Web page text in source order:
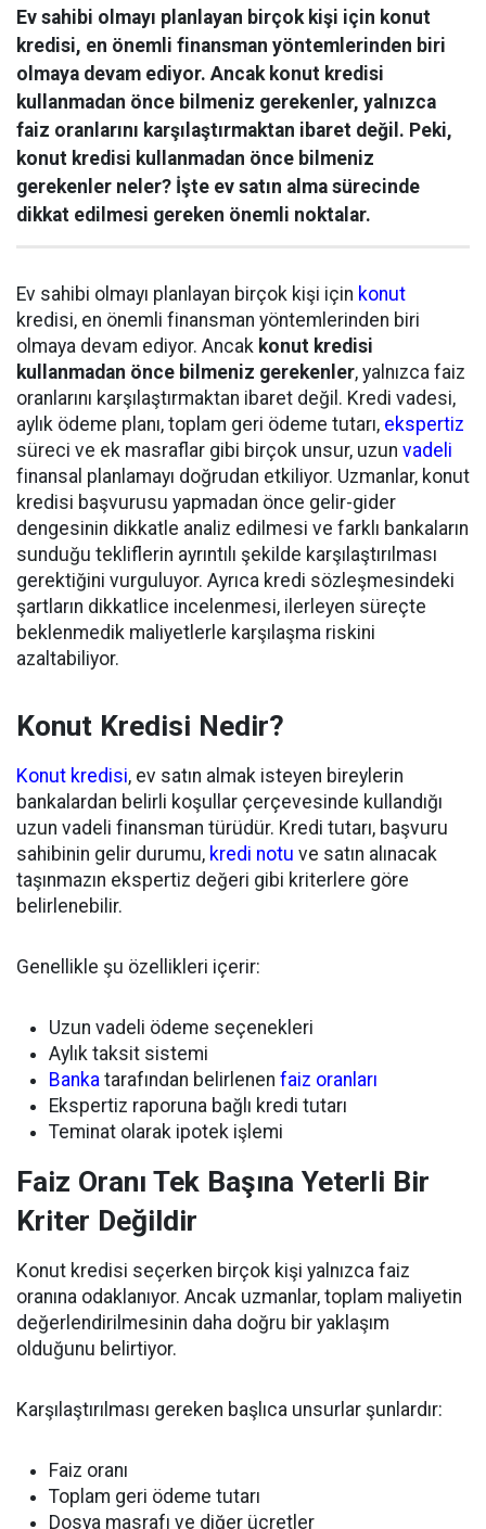
Ev sahibi olmayı planlayan birçok kişi için konut
kredisi, en önemli finansman yöntemlerinden biri
olmaya devam ediyor. Ancak konut kredisi
kullanmadan önce bilmeniz gerekenler, yalnızca
faiz oranlarını karşılaştırmaktan ibaret değil. Peki,
konut kredisi kullanmadan önce bilmeniz
gerekenler neler? İşte ev satın alma sürecinde
dikkat edilmesi gereken önemli noktalar.
Ev sahibi olmayı planlayan birçok kişi için konut
kredisi, en önemli finansman yöntemlerinden biri
olmaya devam ediyor. Ancak konut kredisi
kullanmadan önce bilmeniz gerekenler, yalnızca faiz
oranlarını karşılaştırmaktan ibaret değil. Kredi vadesi,
aylık ödeme planı, toplam geri ödeme tutarı, ekspertiz
süreci ve ek masraflar gibi birçok unsur, uzun vadeli
finansal planlamayı doğrudan etkiliyor. Uzmanlar, konut
kredisi başvurusu yapmadan önce gelir-gider
dengesinin dikkatle analiz edilmesi ve farklı bankaların
sunduğu tekliflerin ayrıntılı şekilde karşılaştırılması
gerektiğini vurguluyor. Ayrıca kredi sözleşmesindeki
şartların dikkatlice incelenmesi, ilerleyen süreçte
beklenmedik maliyetlerle karşılaşma riskini
azaltabiliyor.
Konut Kredisi Nedir?
Konut kredisi, ev satın almak isteyen bireylerin
bankalardan belirli koşullar çerçevesinde kullandığı
uzun vadeli finansman türüdür. Kredi tutarı, başvuru
sahibinin gelir durumu, kredi notu ve satın alınacak
taşınmazın ekspertiz değeri gibi kriterlere göre
belirlenebilir.
Genellikle şu özellikleri içerir:
Uzun vadeli ödeme seçenekleri
Aylık taksit sistemi
Banka tarafından belirlenen faiz oranları
Ekspertiz raporuna bağlı kredi tutarı
Teminat olarak ipotek işlemi
Faiz Oranı Tek Başına Yeterli Bir
Kriter Değildir
Konut kredisi seçerken birçok kişi yalnızca faiz
oranına odaklanıyor. Ancak uzmanlar, toplam maliyetin
değerlendirilmesinin daha doğru bir yaklaşım
olduğunu belirtiyor.
Karşılaştırılması gereken başlıca unsurlar şunlardır:
Faiz oranı
Toplam geri ödeme tutarı
Dosya masrafı ve diğer ücretler